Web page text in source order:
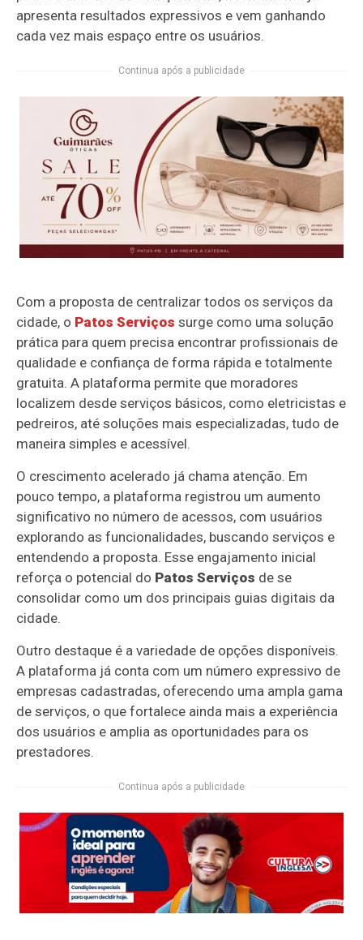
apresenta resultados expressivos e vem ganhando
cada vez mais espaço entre os usuários.
Continua após a publicidade
Com a proposta de centralizar todos os serviços da
cidade, o Patos Serviços surge como uma solução
prática para quem precisa encontrar profissionais de
qualidade e confiança de forma rápida e totalmente
gratuita. A plataforma permite que moradores
localizem desde serviços básicos, como eletricistas e
pedreiros, até soluções mais especializadas, tudo de
maneira simples e acessível.
O crescimento acelerado já chama atenção. Em
pouco tempo, a plataforma registrou um aumento
significativo no número de acessos, com usuários
explorando as funcionalidades, buscando serviços e
entendendo a proposta. Esse engajamento inicial
reforça o potencial do Patos Serviços de se
consolidar como um dos principais guias digitais da
cidade.
Outro destaque é a variedade de opções disponíveis.
A plataforma já conta com um número expressivo de
empresas cadastradas, oferecendo uma ampla gama
de serviços, o que fortalece ainda mais a experiência
dos usuários e amplia as oportunidades para os
prestadores.
Continua após a publicidade